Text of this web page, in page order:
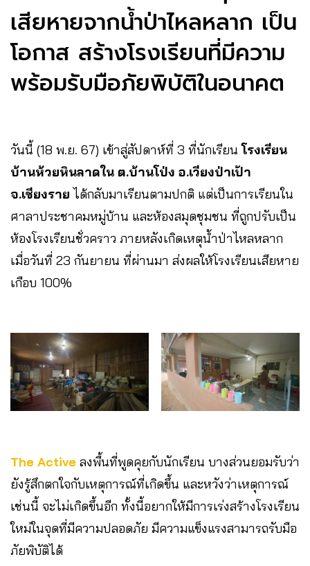
เสียหายจากน้ำป่าไหลหลาก เป็น
โอกาส สร้างโรงเรียนที่มีความ
พร้อมรับมือภัยพิบัติในอนาคต
วันนี้ (18 พ.ย. 67) เข้าสู่สัปดาห์ที่ 3 ที่นักเรียนโรงเรียน
บ้านห้วยหินลาดใน ต.บ้านโป่ง อ.เวียงป่าเป้า
จ.เชียงราย ได้กลับมาเรียนตามปกติ แต่เป็นการเรียนใน
ศาลาประชาคมหมู่บ้าน และห้องสมุดชุมชน ที่ถูกปรับเป็น
ห้องโรงเรียนชั่วคราว ภายหลังเกิดเหตุน้ำป่าไหลหลาก
เมื่อวันที่ 23 กันยายน ที่ผ่านมา ส่งผลให้โรงเรียนเสียหาย
เกือบ 100%
The Active ลงพื้นที่พูดคุยกับนักเรียน บางส่วนยอมรับว่า
ยังรู้สึกตกใจกับเหตุการณ์ที่เกิดขึ้น และหวังว่าเหตุการณ์
เช่นนี้ จะไม่เกิดขึ้นอีก ทั้งนี้อยากให้มีการเร่งสร้างโรงเรียน
ใหม่ในจุดที่มีความปลอดภัย มีความแข็งแรงสามารถรับมือ
ภัยพิบัติได้